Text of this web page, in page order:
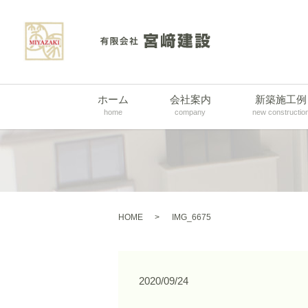
ホーム
home
会社案内
company
新築施工例
new
HOME IMG_6675
2020/09/24